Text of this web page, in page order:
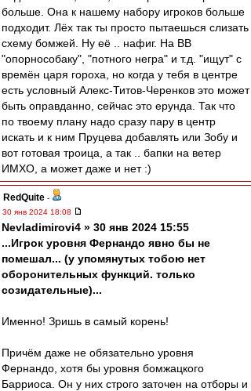
больше. Она к нашему набору игроков больше
подходит. Лёх так ты просто пытаешься слизать
схему бомжей. Ну её .. нафиг. На ВВ
"опорнособаку", "потного негра" и т.д. "ищут" с
времён царя гороха, но когда у тебя в центре
есть условный Алекс-Титов-Черенков это может
быть оправданно, сейчас это ерунда. Так что
по твоему плану надо сразу пару в центр
искать и к ним Пруцева добавлять или Зобу и
вот готовая троица, а так .. бапки на ветер
ИМХО, а может даже и нет :)
RedQuite -
30 янв 2024 18:08
Nevladimirovi4 » 30 янв 2024 15:55
...Игрок уровня Фернандо явно бы не
помешал... (у упомянутых тобою нет
оборонительных функций. только
созидательные)...
Именно! Зришь в самый корень!
Причём даже не обязательно уровня
Фернандо, хотя бы уровня бомжацкого
Барриоса. Он у них строго заточен на отборы и